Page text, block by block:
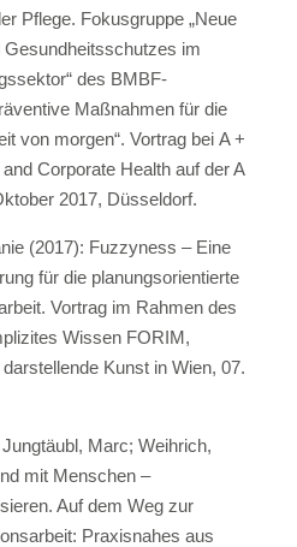
Pflege. Fokusgruppe „Neue
im
des BMBF-
Maßnahmen für die
von morgen“. Vortrag bei A +
Corporate Health auf der A
2017, Düsseldorf.
(2017): Fuzzyness – Eine
für die planungsorientierte
Vortrag im Rahmen des
Wissen FORIM,
Kunst in Wien, 07.
Marc; Weihrich,
mit Menschen –
Auf dem Weg zur
Praxisnahes aus